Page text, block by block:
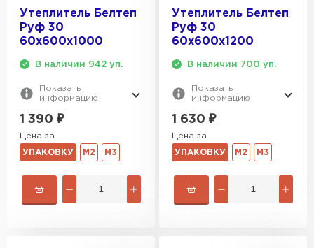
Утеплитель Белтеп
Руф 30
60х600х1000
В наличии 942 уп.
Показать
информацию
1 390 ₽
Цена за
УПАКОВКУ М2 М3
Утеплитель Белтеп
Руф 30
60х600х1200
В наличии 700 уп.
Показать
информацию
1 630 ₽
Цена за
УПАКОВКУ М2 М3
ПЕРЕЙТИ
Утеплитель Paroc
ПЕРЕЙТИ
Утеплитель Penoplex